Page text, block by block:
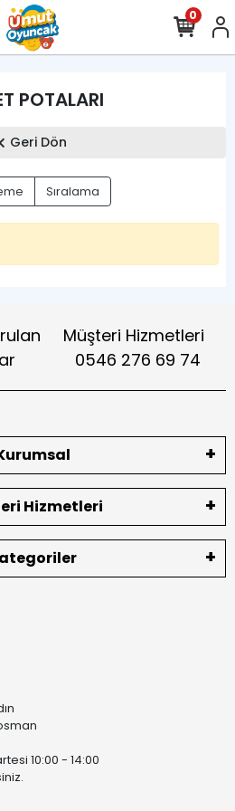
0
POTALARI
Geri Dön
Sıralama
Müşteri Hizmetleri
0546 276 69 74
Hizmetleri
10:00 - 14:00